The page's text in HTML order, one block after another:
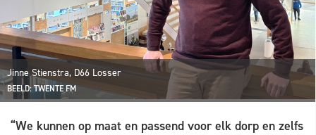
Jinne Stienstra, D66 Losser
BEELD: TWENTE FM
“We kunnen op maat en passend voor elk dorp en zelfs